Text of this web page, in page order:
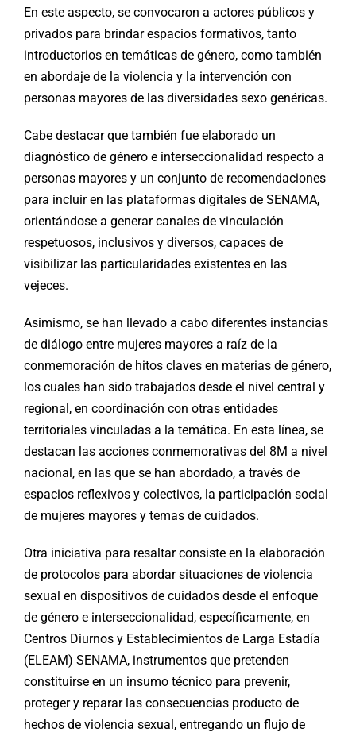
En este aspecto, se convocaron a actores públicos y
privados para brindar espacios formativos, tanto
introductorios en temáticas de género, como también
en abordaje de la violencia y la intervención con
personas mayores de las diversidades sexo genéricas.
Cabe destacar que también fue elaborado un
diagnóstico de género e interseccionalidad respecto a
personas mayores y un conjunto de recomendaciones
para incluir en las plataformas digitales de SENAMA,
orientándose a generar canales de vinculación
respetuosos, inclusivos y diversos, capaces de
visibilizar las particularidades existentes en las
vejeces.
Asimismo, se han llevado a cabo diferentes instancias
de diálogo entre mujeres mayores a raíz de la
conmemoración de hitos claves en materias de género,
los cuales han sido trabajados desde el nivel central y
regional, en coordinación con otras entidades
territoriales vinculadas a la temática. En esta línea, se
destacan las acciones conmemorativas del 8M a nivel
nacional, en las que se han abordado, a través de
espacios reflexivos y colectivos, la participación social
de mujeres mayores y temas de cuidados.
Otra iniciativa para resaltar consiste en la elaboración
de protocolos para abordar situaciones de violencia
sexual en dispositivos de cuidados desde el enfoque
de género e interseccionalidad, específicamente, en
Centros Diurnos y Establecimientos de Larga Estadía
(ELEAM) SENAMA, instrumentos que pretenden
constituirse en un insumo técnico para prevenir,
proteger y reparar las consecuencias producto de
hechos de violencia sexual, entregando un flujo de